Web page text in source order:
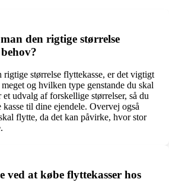
den rigtige størrelse
størrelse flyttekasse, er det vigtigt
og hvilken type genstande du skal
udvalg af forskellige størrelser, så du
til dine ejendele. Overvej også
flytte, da det kan påvirke, hvor stor
ved at købe flyttekasser hos